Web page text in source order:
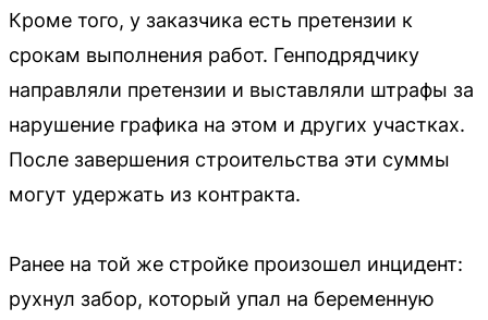
Кроме того, у заказчика есть претензии к
срокам выполнения работ. Генподрядчику
направляли претензии и выставляли штрафы за
нарушение графика на этом и других участках.
После завершения строительства эти суммы
могут удержать из контракта.
Ранее на той же стройке произошел инцидент:
рухнул забор, который упал на беременную